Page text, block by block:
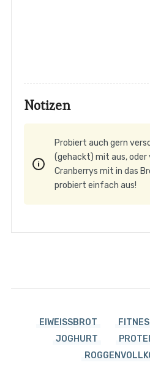
Notizen
Probiert auch gern
(gehackt) mit aus, oder
Cranberrys mit in das
probiert einfach aus!
EIWEISSBROT
JOGHURT